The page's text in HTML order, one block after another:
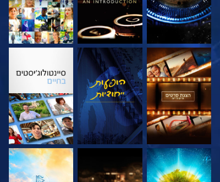
בדוק את הסדרה צפה בדוק את הסדרה
בדוק את הסדרה בדוק את הסדרה בדוק את הסדרה